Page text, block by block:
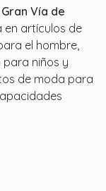
Vía de
en artículos de
el hombre,
niños y
de moda para